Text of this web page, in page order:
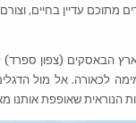
בשבי בעזה, עשרים מתוכם
הבאסקים (צפון ספרד)
לכאורה. אל מול
זה עסק לא פשוט. צפון ספרד –